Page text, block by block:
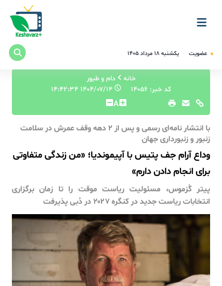
عضویت یکشنبه ۱۸ مرداد ۱۴۰۵
خانه
دام و طیور
کد خبر: 14056
۱۴۰۴/۰۷/۱۴ ۱۴:۴۲:۳۴
A
با انتشار نامه‌ای رسمی و پس از ۲ دهه وقف عمرش در سلامت
زنبور و زنبورداری جهان
وداع آرام جف پتیس با آپیموندیا؛ «من زندگی متفاوتی
برای انجام دادن دارم»
پیتر کُزموس، مسئولیت ریاست موقت را تا زمان برگزاری
انتخابات ریاست جدید در کنگره ۲۰۲۷ در دُبی پذیرفت